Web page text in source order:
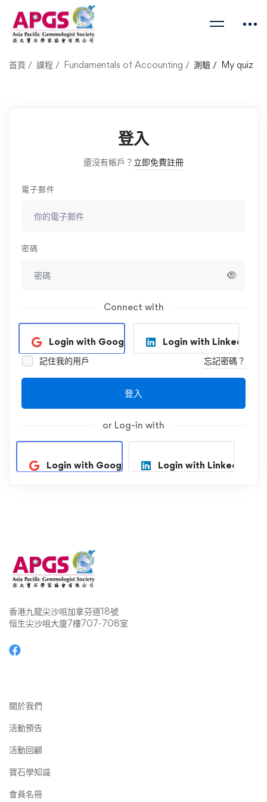
首頁 課程 Fundamentals of Accounting 測驗 My quiz
登入
還沒有帳戶？ 立即免費註冊
電子郵件
密碼
Connect with
Login with Google
Login with Linkedin
記住我的用戶
忘記密碼？
登入
or Log-in with
Login with Google Login with Linkedin
香港九龍尖沙咀加拿芬道18號
恒生尖沙咀大廈7樓707-708室
關於我們
活動預告
活動回顧
寶石學知識
會員名冊